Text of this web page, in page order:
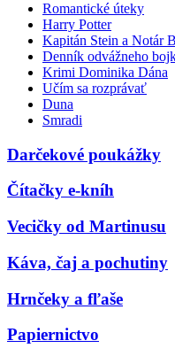
Romantické úteky
Harry Potter
Kapitán Stein a Notár
Denník odvážneho
Krimi Dominika Dána
Učím sa rozprávať
Duna
Smradi
Darčekové poukážky
Čítačky e-kníh
Vecičky od Martinusu
Káva, čaj a pochutiny
Hrnčeky a fľaše
Papiernictvo